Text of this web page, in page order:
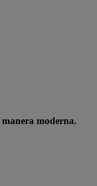
manera moderna.